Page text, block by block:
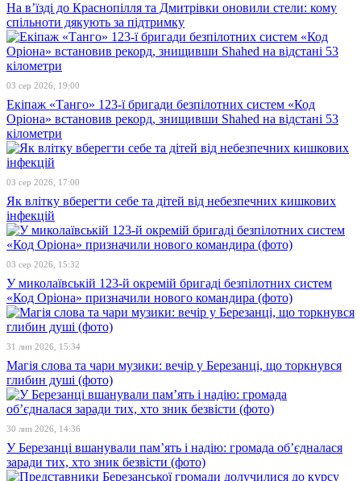
На в’їзді до Краснопілля та Дмитрівки оновили стели: кому
спільноти дякують за підтримку
03 сер 2026, 19:00
Екіпаж «Танго» 123-ї бригади безпілотних систем «Код
Оріона» встановив рекорд, знищивши Shahed на відстані 53
кілометри
03 сер 2026, 17:00
Як влітку вберегти себе та дітей від небезпечних кишкових
інфекцій
03 сер 2026, 15:32
У миколаївській 123-й окремій бригаді безпілотних систем
«Код Оріона» призначили нового командира (фото)
31 лип 2026, 15:34
Магія слова та чари музики: вечір у Березанці, що торкнувся
глибин душі (фото)
30 лип 2026, 14:36
У Березанці вшанували пам’ять і надію: громада об’єдналася
заради тих, хто зник безвісти (фото)